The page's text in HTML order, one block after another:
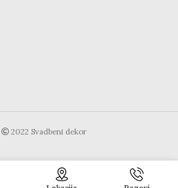
2022 Svadbeni dekor